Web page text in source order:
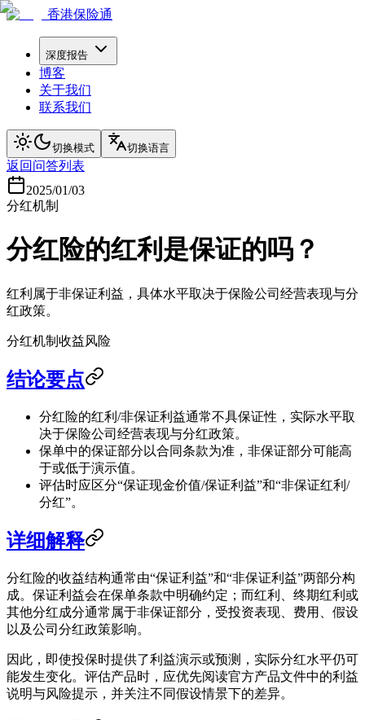
香港保险通
深度报告
博客
关于我们
联系我们
切换模式 切换语言
返回问答列表
2025/01/03
分红机制
分红险的红利是保证的吗？
红利属于非保证利益，具体水平取决于保险公司经营表现与分
红政策。
分红机制 收益风险
结论要点
分红险的红利/非保证利益通常不具保证性，实际水平取
决于保险公司经营表现与分红政策。
保单中的保证部分以合同条款为准，非保证部分可能高
于或低于演示值。
评估时应区分“保证现金价值/保证利益”和“非保证红利/
分红”。
详细解释
分红险的收益结构通常由“保证利益”和“非保证利益”两部分构
成。保证利益会在保单条款中明确约定；而红利、终期红利或
其他分红成分通常属于非保证部分，受投资表现、费用、假设
以及公司分红政策影响。
因此，即使投保时提供了利益演示或预测，实际分红水平仍可
能发生变化。评估产品时，应优先阅读官方产品文件中的利益
说明与风险提示，并关注不同假设情景下的差异。